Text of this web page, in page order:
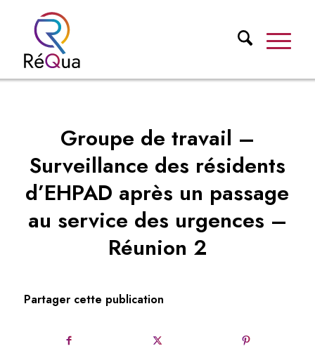
Groupe de travail –
Surveillance des résidents
d’EHPAD après un passage
au service des urgences –
Réunion 2
Partager cette publication